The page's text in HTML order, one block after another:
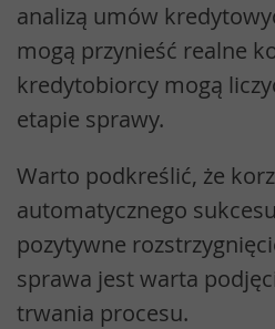
analizą umów
mogą przynieść realne
kredytobiorcy mogą
etapie sprawy.
Warto podkreślić, że
automatycznego
pozytywne
sprawa jest warta
trwania procesu.